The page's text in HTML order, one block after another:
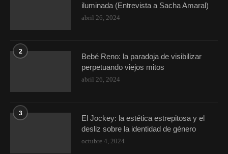
iluminada (Entrevista a Sacha Amaral)
abril 26, 2024
2
Bebé Reno: la paradoja de visibilizar
perpetuando viejos mitos
abril 26, 2024
3
El Jockey: la estética estrepitosa y el
desliz sobre la identidad de género
octubre 4, 2024